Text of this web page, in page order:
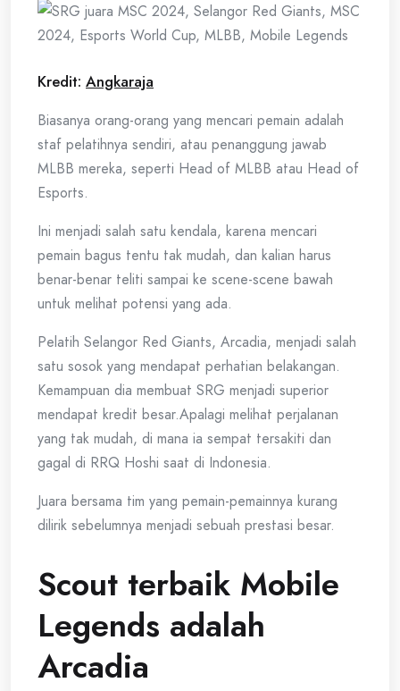
Kredit: Angkaraja
Biasanya orang-orang yang mencari pemain adalah
staf pelatihnya sendiri, atau penanggung jawab
MLBB mereka, seperti Head of MLBB atau Head of
Esports.
Ini menjadi salah satu kendala, karena mencari
pemain bagus tentu tak mudah, dan kalian harus
benar-benar teliti sampai ke scene-scene bawah
untuk melihat potensi yang ada.
Pelatih Selangor Red Giants, Arcadia, menjadi salah
satu sosok yang mendapat perhatian belakangan.
Kemampuan dia membuat SRG menjadi superior
mendapat kredit besar.Apalagi melihat perjalanan
yang tak mudah, di mana ia sempat tersakiti dan
gagal di RRQ Hoshi saat di Indonesia.
Juara bersama tim yang pemain-pemainnya kurang
dilirik sebelumnya menjadi sebuah prestasi besar.
Scout terbaik Mobile
Legends adalah
Arcadia